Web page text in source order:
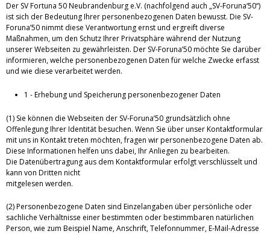
Der SV Fortuna 50 Neubrandenburg e.V. (nachfolgend auch „SV-Foruna‘50“)
ist sich der Bedeutung Ihrer personenbezogenen Daten bewusst. Die SV-
Foruna’50 nimmt diese Verantwortung ernst und ergreift diverse
Maßnahmen, um den Schutz Ihrer Privatsphäre während der Nutzung
unserer Webseiten zu gewährleisten. Der SV-Foruna’50 möchte Sie darüber
informieren, welche personenbezogenen Daten für welche Zwecke erfasst
und wie diese verarbeitet werden.
1 - Erhebung und Speicherung personenbezogener Daten
(1) Sie können die Webseiten der SV-Foruna’50 grundsätzlich ohne
Offenlegung Ihrer Identität besuchen. Wenn Sie über unser Kontaktformular
mit uns in Kontakt treten möchten, fragen wir personenbezogene Daten ab.
Diese Informationen helfen uns dabei, Ihr Anliegen zu bearbeiten.
Die Datenübertragung aus dem Kontaktformular erfolgt verschlüsselt und
kann von Dritten nicht
mitgelesen werden.
(2) Personenbezogene Daten sind Einzelangaben über persönliche oder
sachliche Verhältnisse einer bestimmten oder bestimmbaren natürlichen
Person, wie zum Beispiel Name, Anschrift, Telefonnummer, E-Mail-Adresse